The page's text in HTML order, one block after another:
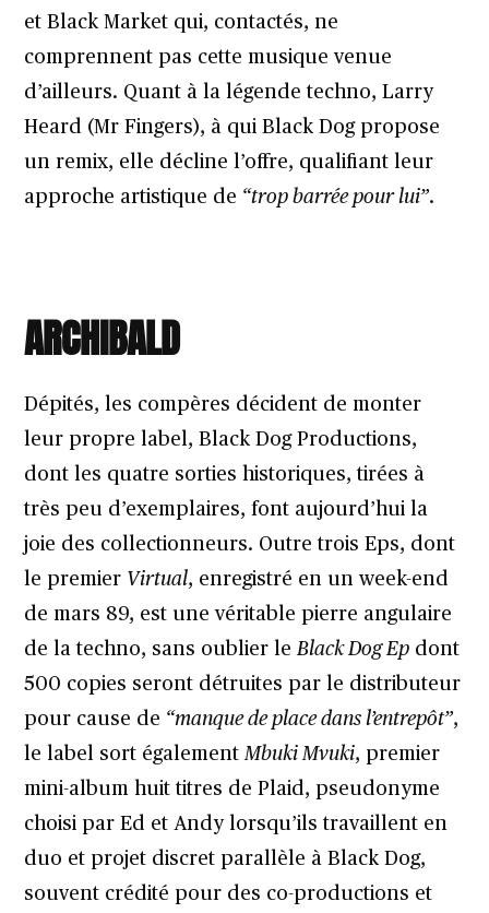
et Black Market qui, contactés, ne
comprennent pas cette musique venue
d’ailleurs. Quant à la légende techno, Larry
Heard (Mr Fingers), à qui Black Dog propose
un remix, elle décline l’offre, qualifiant leur
approche artistique de “trop barrée pour lui”.
ARCHIBALD
Dépités, les compères décident de monter
leur propre label, Black Dog Productions,
dont les quatre sorties historiques, tirées à
très peu d’exemplaires, font aujourd’hui la
joie des collectionneurs. Outre trois Eps, dont
le premier Virtual, enregistré en un week-end
de mars 89, est une véritable pierre angulaire
de la techno, sans oublier leBlack Dog Ep dont
500 copies seront détruites par le distributeur
pour cause de “manque de place dans l’entrepôt”,
le label sort égalementMbuki Mvuki, premier
mini-album huit titres de Plaid, pseudonyme
choisi par Ed et Andy lorsqu’ils travaillent en
duo et projet discret parallèle à Black Dog,
souvent crédité pour des co-productions et